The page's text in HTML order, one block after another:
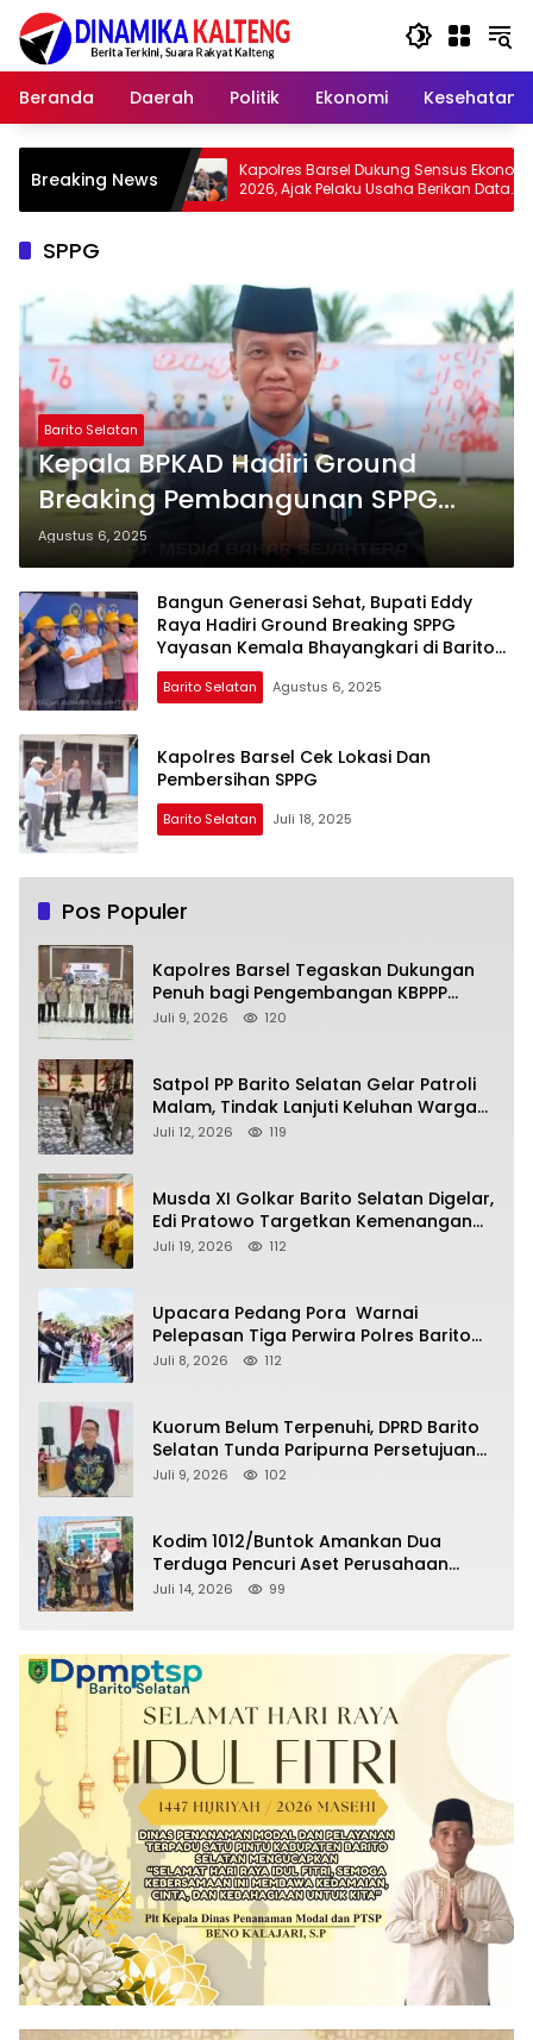
Langsung
konten
Beranda
Daerah Politik Ekonomi Kesehatan
Breaking NewsKapolres Barsel Dukung Sensus Ekonomi
2026, Ajak Pelaku Usaha Berikan Data
yang Jujur
Wabup
Adat
Zaman
SPPG
Barito Selatan
Kepala BPKAD Hadiri Ground
Breaking Pembangunan SPPG
Yayasan Kemala Bhayangkari
Barsel
Agustus 6, 2025
Bangun Generasi Sehat, Bupati Eddy
Raya Hadiri Ground Breaking SPPG
Yayasan Kemala Bhayangkari di Barito
Selatan
Barito Selatan Agustus 6, 2025
Kapolres Barsel Cek Lokasi Dan
Pembersihan SPPG
Barito Selatan Juli 18, 2025
Pos Populer
Kapolres Barsel Tegaskan Dukungan
Penuh bagi Pengembangan KBPPP
Kalimantan Tengah
Juli 9, 2026 120
Satpol PP Barito Selatan Gelar Patroli
Malam, Tindak Lanjuti Keluhan Warga
soal Balap Liar dan Remaja Nongkrong
Juli 12, 2026 119
Musda XI Golkar Barito Selatan Digelar,
Edi Pratowo Targetkan Kemenangan
Partai pada Pemilu Mendatang
Juli 19, 2026 112
Upacara Pedang Pora Warnai
Pelepasan Tiga Perwira Polres Barito
Selatan Masuki Masa Pensiun
Juli 8, 2026 112
Kuorum Belum Terpenuhi, DPRD Barito
Selatan Tunda Paripurna Persetujuan
Raperda Pertanggungjawaban APBD
Juli 9, 2026 102
Kodim 1012/Buntok Amankan Dua
Terduga Pencuri Aset Perusahaan
Sitaan Satgas PKH, Satu Paket Diduga
Juli 14, 2026 99